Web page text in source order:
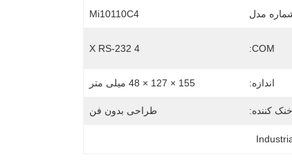
مدل Mi10110C4
COM:
4 X RS-232
اندازه: 155 × 127 × 48 میلی متر
کننده: طراحی بدون فن